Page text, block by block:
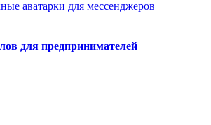
для предпринимателей